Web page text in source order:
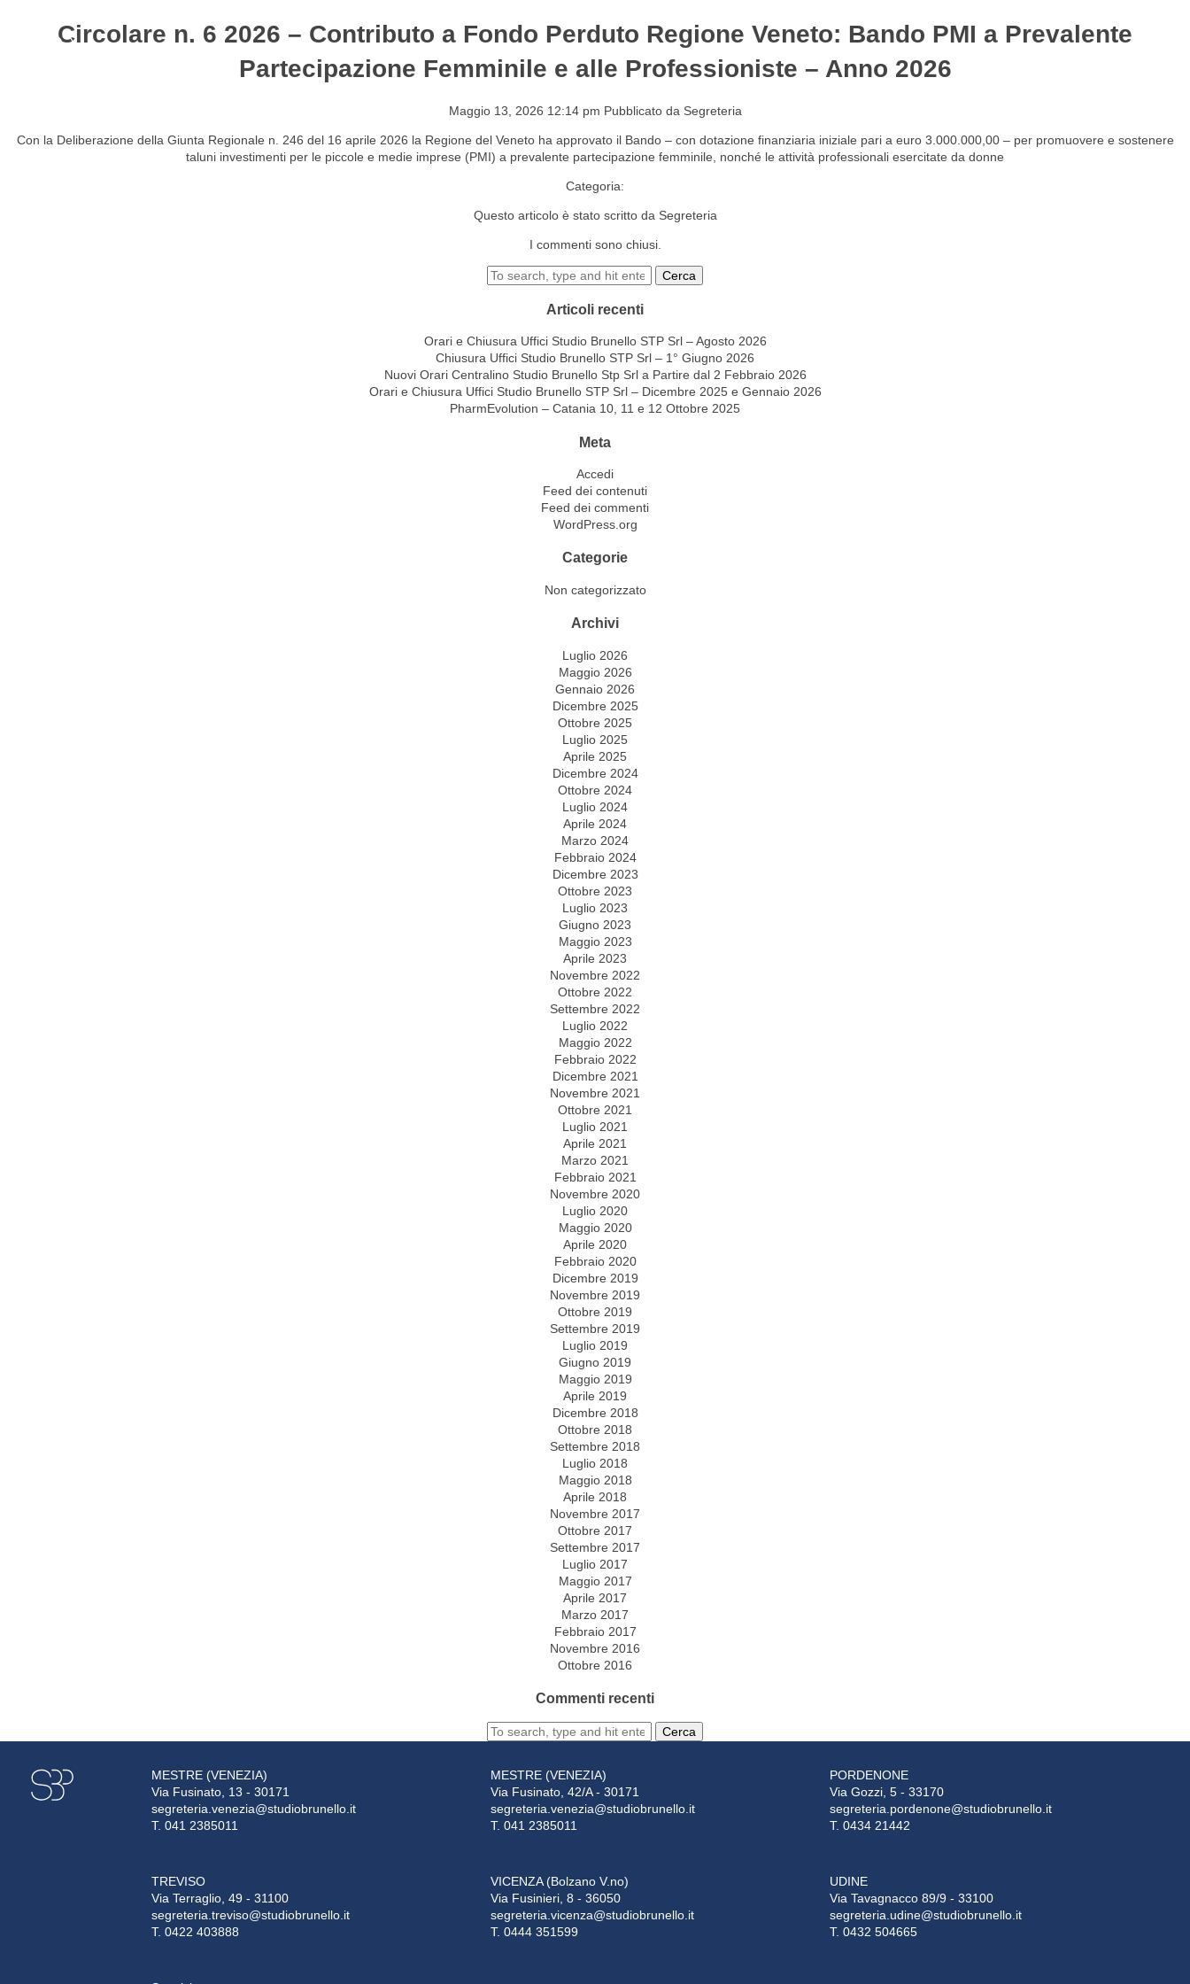
Circolare n. 6 2026 – Contributo a Fondo Perduto Regione Veneto: Bando PMI a Prevalente
Partecipazione Femminile e alle Professioniste – Anno 2026
Maggio 13, 2026 12:14 pm Pubblicato da Segreteria
Con la Deliberazione della Giunta Regionale n. 246 del 16 aprile 2026 la Regione del Veneto ha approvato il Bando – con dotazione finanziaria iniziale pari a euro 3.000.000,00 – per promuovere e sostenere
taluni investimenti per le piccole e medie imprese (PMI) a prevalente partecipazione femminile, nonché le attività professionali esercitate da donne
Categoria:
Questo articolo è stato scritto da Segreteria
I commenti sono chiusi.
Cerca
Articoli recenti
Orari e Chiusura Uffici Studio Brunello STP Srl – Agosto 2026
Chiusura Uffici Studio Brunello STP Srl – 1° Giugno 2026
Nuovi Orari Centralino Studio Brunello Stp Srl a Partire dal 2 Febbraio 2026
Orari e Chiusura Uffici Studio Brunello STP Srl – Dicembre 2025 e Gennaio 2026
PharmEvolution – Catania 10, 11 e 12 Ottobre 2025
Meta
Accedi
Feed dei contenuti
Feed dei commenti
WordPress.org
Categorie
Non categorizzato
Archivi
Luglio 2026
Maggio 2026
Gennaio 2026
Dicembre 2025
Ottobre 2025
Luglio 2025
Aprile 2025
Dicembre 2024
Ottobre 2024
Luglio 2024
Aprile 2024
Marzo 2024
Febbraio 2024
Dicembre 2023
Ottobre 2023
Luglio 2023
Giugno 2023
Maggio 2023
Aprile 2023
Novembre 2022
Ottobre 2022
Settembre 2022
Luglio 2022
Maggio 2022
Febbraio 2022
Dicembre 2021
Novembre 2021
Ottobre 2021
Luglio 2021
Aprile 2021
Marzo 2021
Febbraio 2021
Novembre 2020
Luglio 2020
Maggio 2020
Aprile 2020
Febbraio 2020
Dicembre 2019
Novembre 2019
Ottobre 2019
Settembre 2019
Luglio 2019
Giugno 2019
Maggio 2019
Aprile 2019
Dicembre 2018
Ottobre 2018
Settembre 2018
Luglio 2018
Maggio 2018
Aprile 2018
Novembre 2017
Ottobre 2017
Settembre 2017
Luglio 2017
Maggio 2017
Aprile 2017
Marzo 2017
Febbraio 2017
Novembre 2016
Ottobre 2016
Commenti recenti
Cerca
MESTRE (VENEZIA)
Via Fusinato, 13 - 30171
segreteria.venezia@studiobrunello.it
T. 041 2385011
MESTRE (VENEZIA)
Via Fusinato, 42/A - 30171
segreteria.venezia@studiobrunello.it
T. 041 2385011
PORDENONE
Via Gozzi, 5 - 33170
segreteria.pordenone@studiobrunello.it
T. 0434 21442
TREVISO
Via Terraglio, 49 - 31100
segreteria.treviso@studiobrunello.it
T. 0422 403888
VICENZA (Bolzano V.no)
Via Fusinieri, 8 - 36050
segreteria.vicenza@studiobrunello.it
T. 0444 351599
UDINE
Via Tavagnacco 89/9 - 33100
segreteria.udine@studiobrunello.it
T. 0432 504665